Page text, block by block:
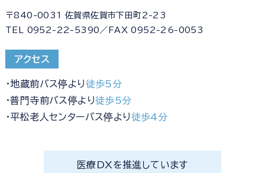
〒840-0031 佐賀県佐賀市下田町2-23
TEL 0952-22-5390／FAX 0952-26-0053
アクセス
・地蔵前バス停より徒歩5分
・普門寺前バス停より徒歩5分
・平松老人センターバス停より徒歩4分
医療DXを推進しています